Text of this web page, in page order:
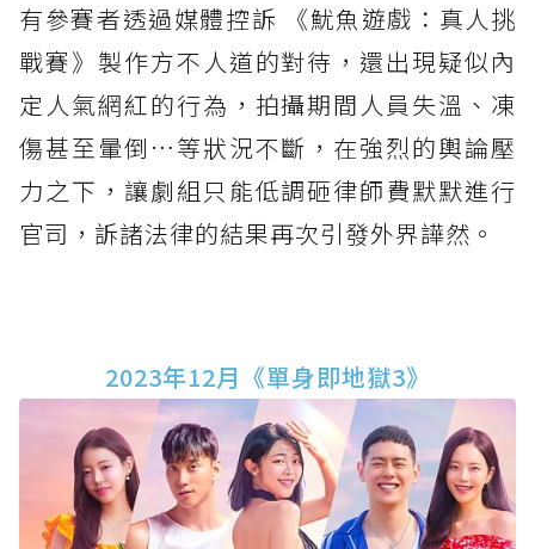
有參賽者透過媒體控訴 《魷魚遊戲：真人挑
戰賽》製作方不人道的對待，還出現疑似內
定人氣網紅的行為，拍攝期間人員失溫、凍
傷甚至暈倒…等狀況不斷，在強烈的輿論壓
力之下，讓劇組只能低調砸律師費默默進行
官司，訴諸法律的結果再次引發外界譁然。
2023年12月《單身即地獄3》